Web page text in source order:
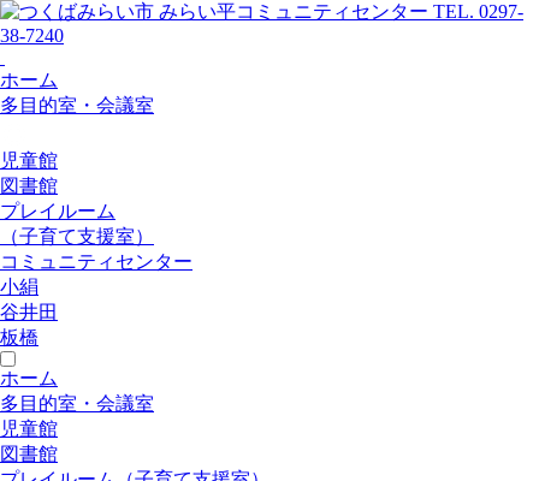
ホーム
多目的室・会議室
児童館
図書館
プレイルーム
（子育て支援室）
コミュニティセンター
小絹
谷井田
板橋
ホーム
多目的室・会議室
児童館
図書館